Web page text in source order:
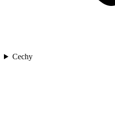
Cechy